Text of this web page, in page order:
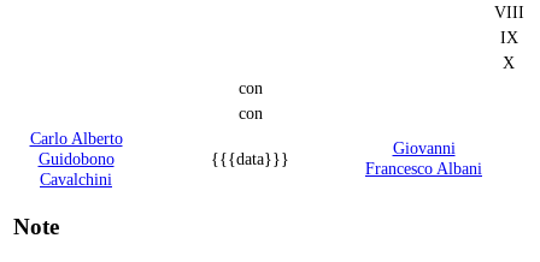
VIII
IX
X
con
con
Carlo Alberto
Guidobono
Cavalchini
{{{data}}}
Giovanni
Francesco Albani
Note